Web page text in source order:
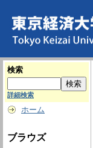
検索
詳細検索
ホーム
ブラウズ